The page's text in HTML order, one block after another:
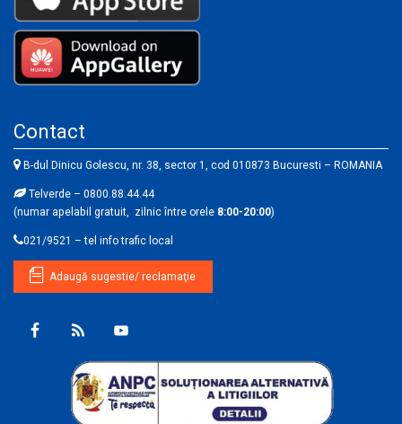
Contact
B-dul Dinicu Golescu, nr. 38, sector 1, cod 010873 Bucuresti – ROMANIA
Telverde – 0800.88.44.44
(numar apelabil gratuit, zilnic între orele 8:00-20:00)
021/9521 – tel info trafic local
Adaugă sugestie/ reclamaţie